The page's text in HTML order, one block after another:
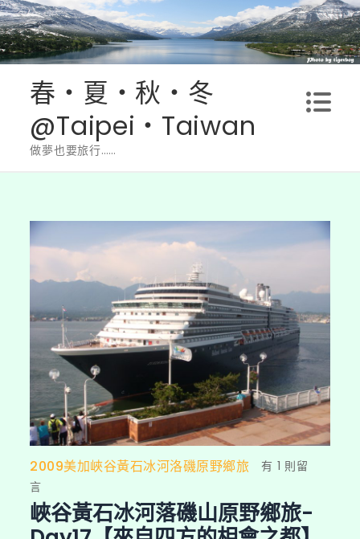
Skip
to
content
春‧夏‧秋‧冬
@Taipei‧Taiwan
做夢也要旅行……
2009美加峽谷黃石冰河洛磯原野鄉旅
在
谷
黃
有 1 則留
言
峽谷黃石冰河落磯山原野鄉旅-